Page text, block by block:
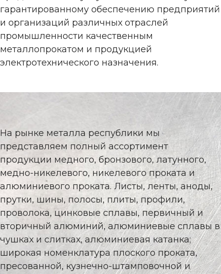
гарантированному обеспечению предприятий
и организаций различных отраслей
промышленности качественным
металлопрокатом и продукцией
электротехнического назначения.
На рынке металла республики мы
представляем полный ассортимент
продукции медного, бронзового, латунного,
медно-никелевого, никелевого проката и
алюминиевого проката. Листы, ленты, аноды,
прутки, шины, полосы, плиты, профили,
проволока, цинковые сплавы, первичный и
вторичный алюминий, алюминиевые сплавы в
чушках и слитках, алюминиевая катанка;
широкая номенклатура плоского проката,
пресованной, кузнечно-штамповочной и